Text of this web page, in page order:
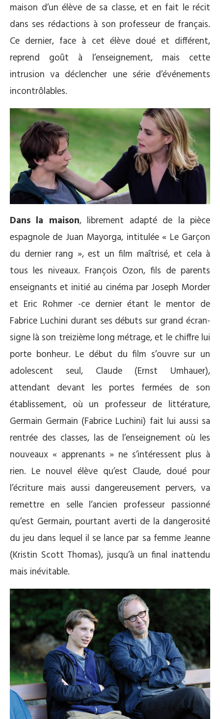
maison d’un élève de sa classe, et en fait le récit
dans ses rédactions à son professeur de français.
Ce dernier, face à cet élève doué et différent,
reprend goût à l’enseignement, mais cette
intrusion va déclencher une série d’événements
incontrôlables.
Dans la maison, librement adapté de la pièce
espagnole de Juan Mayorga, intitulée « Le Garçon
du dernier rang », est un film maîtrisé, et cela à
tous les niveaux. François Ozon, fils de parents
enseignants et initié au cinéma par Joseph Morder
et Eric Rohmer -ce dernier étant le mentor de
Fabrice Luchini durant ses débuts sur grand écran-
signe là son treizième long métrage, et le chiffre lui
porte bonheur. Le début du film s’ouvre sur un
adolescent seul, Claude (Ernst Umhauer),
attendant devant les portes fermées de son
établissement, où un professeur de littérature,
Germain Germain (Fabrice Luchini) fait lui aussi sa
rentrée des classes, las de l’enseignement où les
nouveaux « apprenants » ne s’intéressent plus à
rien. Le nouvel élève qu’est Claude, doué pour
l’écriture mais aussi dangereusement pervers, va
remettre en selle l’ancien professeur passionné
qu’est Germain, pourtant averti de la dangerosité
du jeu dans lequel il se lance par sa femme Jeanne
(Kristin Scott Thomas), jusqu’à un final inattendu
mais inévitable.